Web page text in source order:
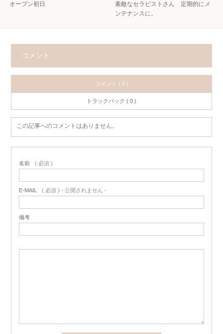
オープン初日
素敵なセラピストさん 定期的にメ
ンテナンスに。
コメント
コメント ( 0 )
トラックバック ( 0 )
この記事へのコメントはありません。
名前 ( 必須 )
E-MAIL ( 必須 ) - 公開されません -
備考